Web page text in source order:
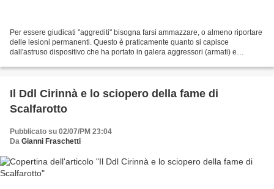
Per essere giudicati "aggrediti" bisogna farsi ammazzare, o almeno riportare
delle lesioni permanenti. Questo è praticamente quanto si capisce
dall'astruso dispositivo che ha portato in galera aggressori (armati) e
Il Ddl Cirinnà e lo sciopero della fame di
Scalfarotto
Pubblicato su 02/07/PM 23:04
Da Gianni Fraschetti